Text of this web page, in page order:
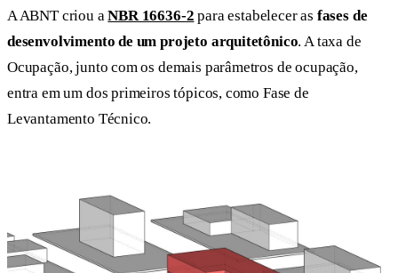
A ABNT criou aNBR 16636-2 para estabelecer as fases de
desenvolvimento de um projeto arquitetônico. A taxa de
Ocupação, junto com os demais parâmetros de ocupação,
entra em um dos primeiros tópicos, como Fase de
Levantamento Técnico.